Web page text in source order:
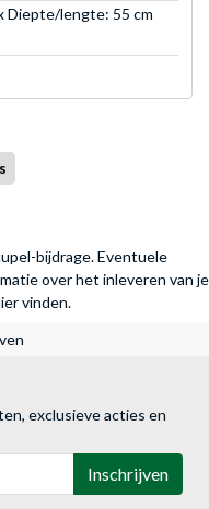
Diepte/lengte: 55 cm
bijdrage. Eventuele
over het inleveren van je
vinden.
exclusieve acties en
Inschrijven